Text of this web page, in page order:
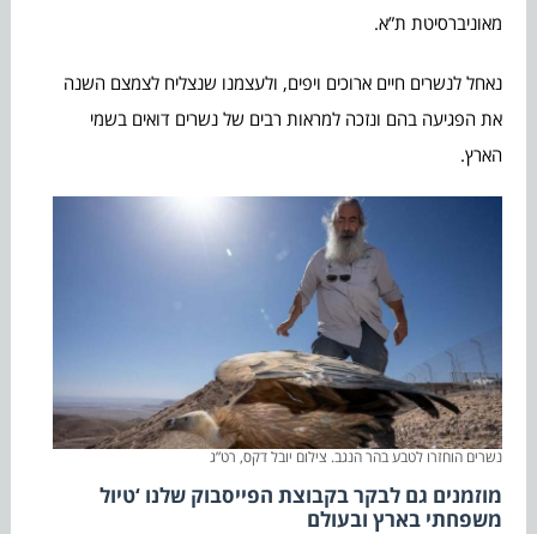
מאוניברסיטת ת”א.
נאחל לנשרים חיים ארוכים ויפים, ולעצמנו שנצליח לצמצם השנה
את הפגיעה בהם ונזכה למראות רבים של נשרים דואים בשמי
הארץ.
נשרים הוחזרו לטבע בהר הנגב. צילום יובל דקס, רט”ג
מוזמנים גם לבקר בקבוצת הפייסבוק שלנו ‘טיול
משפחתי בארץ ובעולם